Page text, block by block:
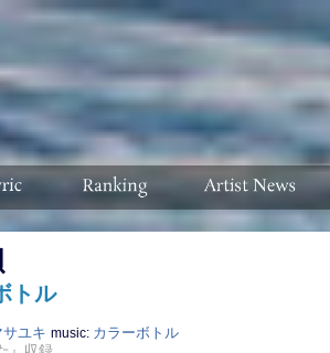
トル
ユキ music: カラーボトル